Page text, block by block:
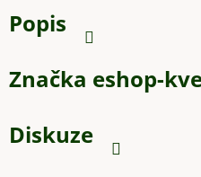
Popis
Značka eshop-
Diskuze